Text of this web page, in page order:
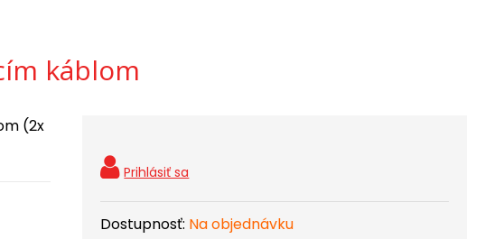
káblom
Dostupnosť: Na objednávku
(2x